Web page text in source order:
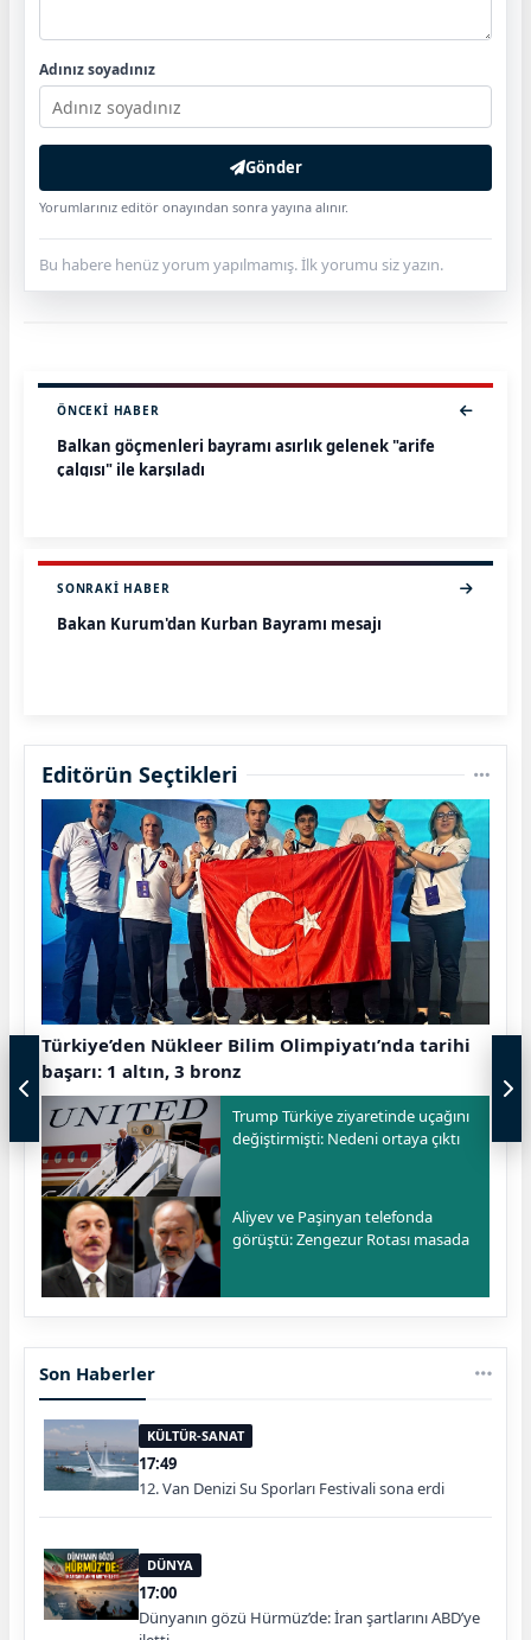
Adınız soyadınız
Gönder
Yorumlarınız editör onayından sonra yayına alınır.
Bu habere henüz yorum yapılmamış. İlk yorumu siz yazın.
ÖNCEKI HABER
Balkan göçmenleri bayramı asırlık gelenek "arife
çalgısı" ile karşıladı
SONRAKI HABER
Bakan Kurum'dan Kurban Bayramı mesajı
Editörün Seçtikleri
Türkiye’den Nükleer Bilim Olimpiyatı’nda tarihi
başarı: 1 altın, 3 bronz
Trump Türkiye ziyaretinde uçağını
değiştirmişti: Nedeni ortaya çıktı
Aliyev ve Paşinyan telefonda
görüştü: Zengezur Rotası masada
Son Haberler
KÜLTÜR-SANAT
17:49
12. Van Denizi Su Sporları Festivali sona erdi
DÜNYA
17:00
Dünyanın gözü Hürmüz’de: İran şartlarını ABD’ye